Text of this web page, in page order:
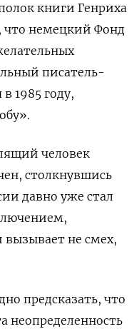
книги Генриха
что немецкий Фонд
писатель-
1985 году,
человек
столкнувшись
давно уже стал
не смех,
предсказать, что
неопределенность